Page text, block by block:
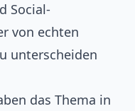
Social-
von echten
unterscheiden
das Thema in